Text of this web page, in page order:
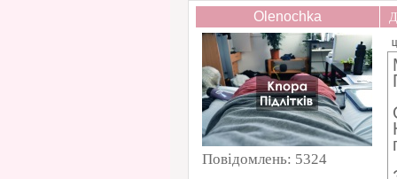
Olenochka
Повідомлень: 5324